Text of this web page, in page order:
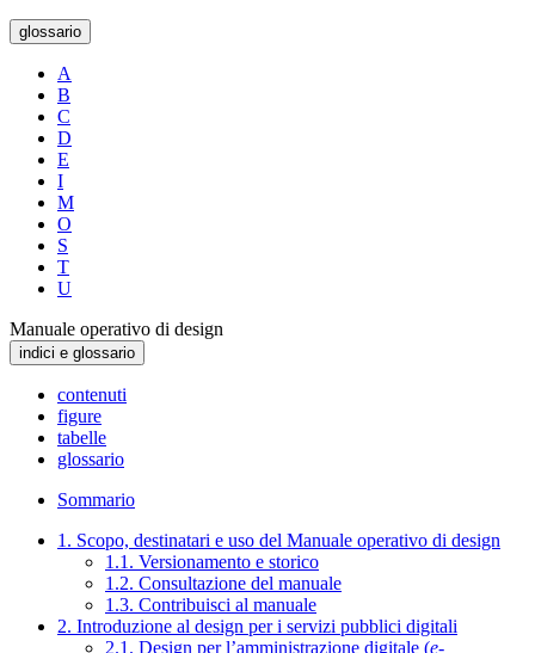
glossario
A
B
C
D
E
I
M
O
S
T
U
Manuale operativo di design
indici e glossario
contenuti
figure
tabelle
glossario
Sommario
1. Scopo, destinatari e uso del Manuale operativo di design
1.1. Versionamento e storico
1.2. Consultazione del manuale
1.3. Contribuisci al manuale
2. Introduzione al design per i servizi pubblici digitali
2.1. Design per l’amministrazione digitale (e-